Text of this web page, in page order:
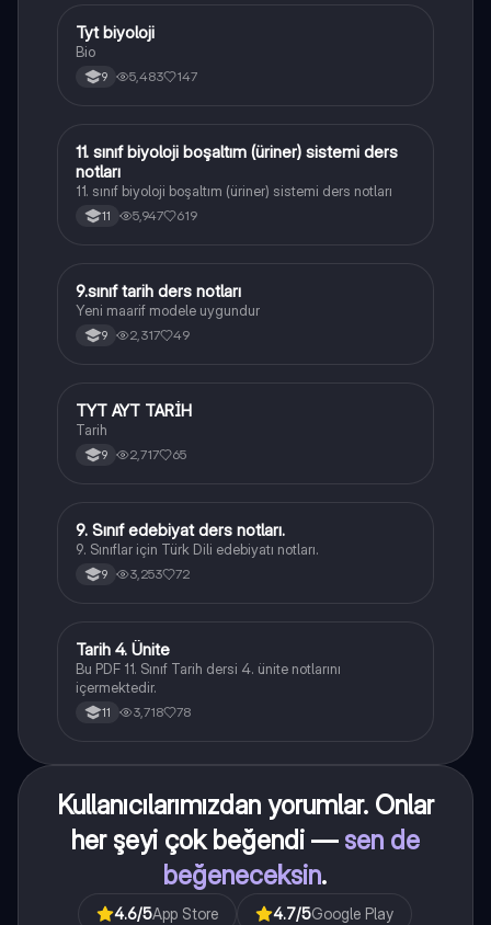
Biyoloji
Tyt biyoloji
Bio
9 5,483 147
Biyoloji
11. sınıf biyoloji boşaltım (üriner) sistemi ders
notları
11. sınıf biyoloji boşaltım (üriner) sistemi ders notları
11 5,947 619
Tarih
9.sınıf tarih ders notları
Yeni maarif modele uygundur
9 2,317 49
Tarih
TYT AYT TARİH
Tarih
9 2,717 65
Türk Dili ve Edebiyatı
9. Sınıf edebiyat ders notları.
9. Sınıflar için Türk Dili edebiyatı notları.
9 3,253 72
Tarih
Tarih 4. Ünite
Bu PDF 11. Sınıf Tarih dersi 4. ünite notlarını
içermektedir.
11 3,718 78
Kullanıcılarımızdan yorumlar. Onlar
her şeyi çok beğendi — sen de
beğeneceksin.
4.6/5App Store 4.7/5Google Play